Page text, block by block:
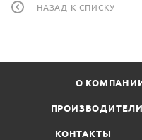
НАЗАД К СПИСКУ
О
ПРОИЗВОДИТЕЛИ
КОНТАКТЫ